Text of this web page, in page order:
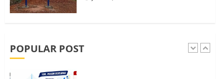
POPULAR POST
1